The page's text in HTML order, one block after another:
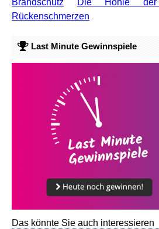
Rückenschmerzen
Last Minute Gewinnspiele
Das könnte Sie auch interessieren